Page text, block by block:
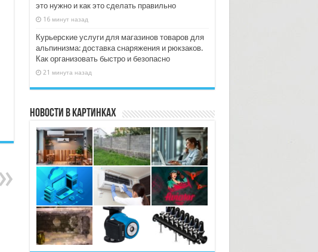
это нужно и как это сделать правильно
16 минут назад
Курьерские услуги для магазинов товаров для
альпинизма: доставка снаряжения и рюкзаков.
Как организовать быстро и безопасно
21 минута назад
Новости в картинках